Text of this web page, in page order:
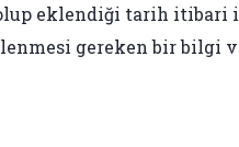
eklendiği tarih itibari
gereken bir bilgi